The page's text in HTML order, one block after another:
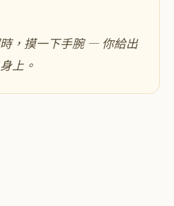
，摸一下手腕 — 你給出
上 。